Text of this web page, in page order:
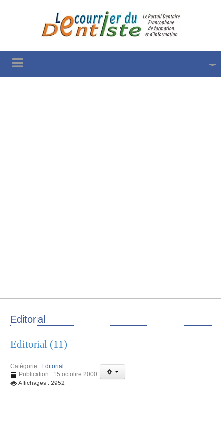
Editorial
Editorial (11)
Catégorie : Editorial
Publication : 15 octobre 2000
Affichages : 2952